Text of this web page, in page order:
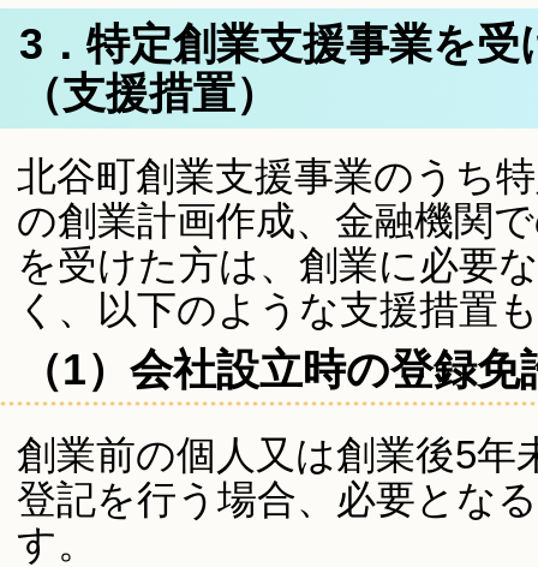
3．特定創業支援事業を
（支援措置）
北谷町創業支援事業のうち
の創業計画作成、金融機関
を受けた方は、創業に必要
く、以下のような支援措置
（1）会社設立時の登録
創業前の個人又は創業後5年
登記を行う場合、必要とな
す。